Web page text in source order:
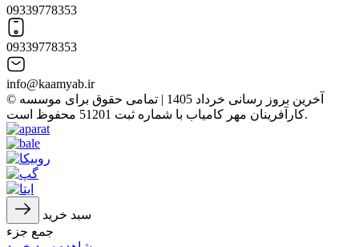
09339778353
09339778353
info@kaamyab.ir
© آخرین بروز رسانی خرداد 1405 | تمامی حقوق برای موسسه
کارآفرینان مهر کامیاب با شماره ثبت 51201 محفوظ است.
سبد خرید
جمع جزء